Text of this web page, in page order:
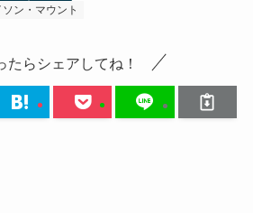
ソン・マウント
たらシェアしてね！